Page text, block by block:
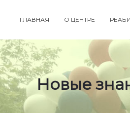
ГЛАВНАЯ О ЦЕНТРЕ
Новые